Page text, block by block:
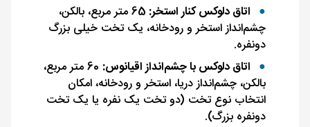
اتاق دلوکس کنار استخر:
65 متر مربع، بالکن،
چشم‌انداز استخر و رودخانه، یک تخت خیلی بزرگ
دونفره.
اتاق دلوکس با چشم‌انداز اقیانوس:
60 متر مربع،
بالکن، چشم‌انداز دریا، استخر و رودخانه، امکان
انتخاب نوع تخت (دو تخت یک نفره یا یک تخت
دونفره بزرگ).